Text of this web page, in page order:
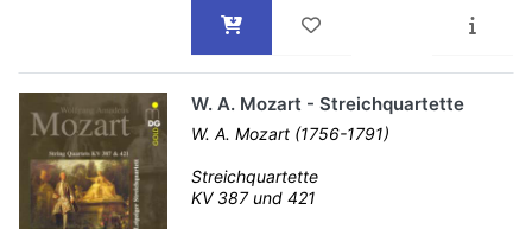
W. A. Mozart - Streichquartette
W. A. Mozart (1756-1791)
Streichquartette
KV 387 und 421